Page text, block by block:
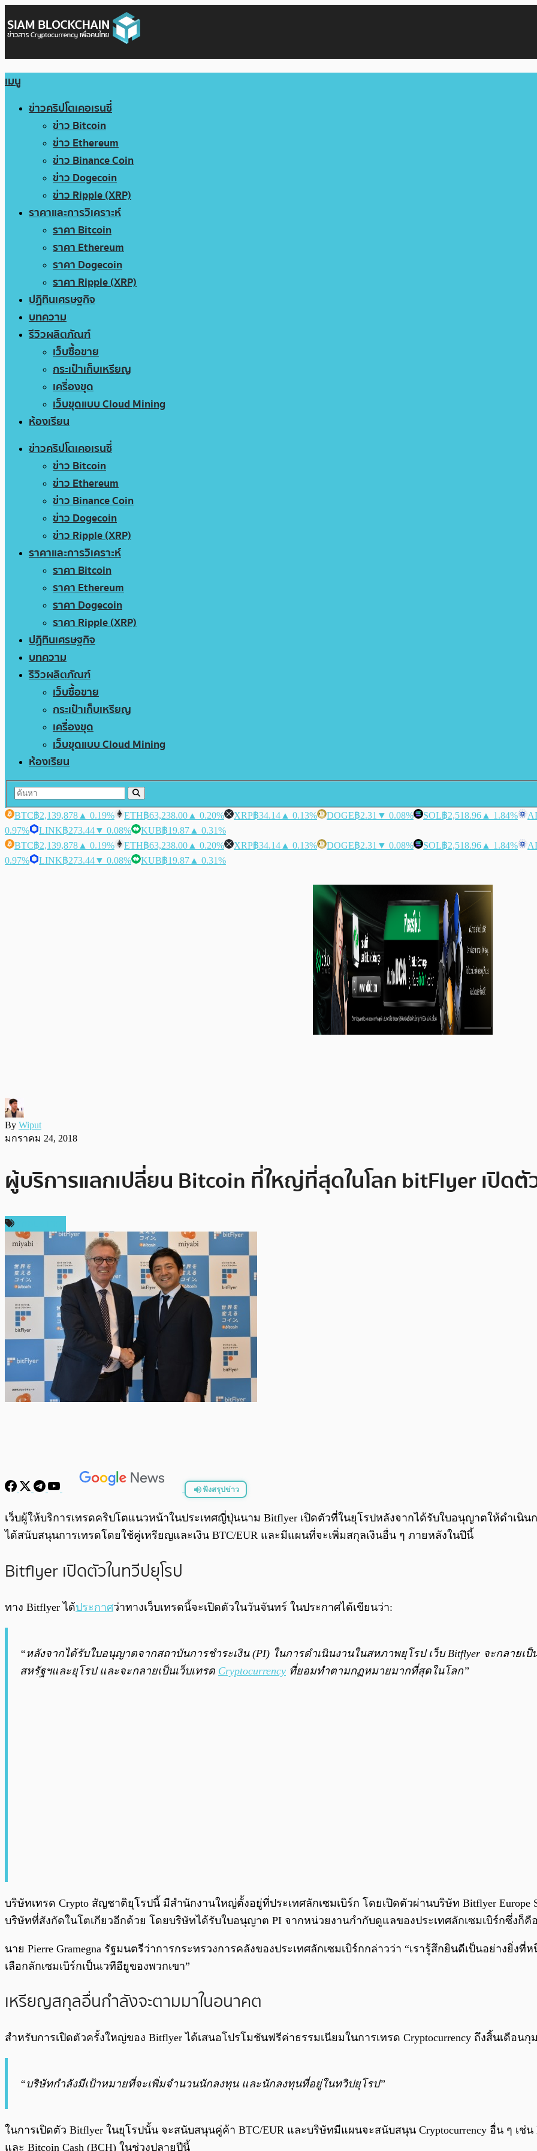
เมนู
ข่าวคริปโตเคอเรนซี่
ข่าว Bitcoin
ข่าว Ethereum
ข่าว Binance Coin
ข่าว Dogecoin
ข่าว Ripple (XRP)
ราคาและการวิเคราะห์
ราคา Bitcoin
ราคา Ethereum
ราคา Dogecoin
ราคา Ripple (XRP)
ปฏิทินเศรษฐกิจ
บทความ
รีวิวผลิตภัณฑ์
เว็บซื้อขาย
กระเป๋าเก็บเหรียญ
เครื่องขุด
เว็บขุดแบบ Cloud Mining
ห้องเรียน
ข่าวคริปโตเคอเรนซี่
ข่าว Bitcoin
ข่าว Ethereum
ข่าว Binance Coin
ข่าว Dogecoin
ข่าว Ripple (XRP)
ราคาและการวิเคราะห์
ราคา Bitcoin
ราคา Ethereum
ราคา Dogecoin
ราคา Ripple (XRP)
ปฏิทินเศรษฐกิจ
บทความ
รีวิวผลิตภัณฑ์
เว็บซื้อขาย
กระเป๋าเก็บเหรียญ
เครื่องขุด
เว็บขุดแบบ Cloud Mining
ห้องเรียน
BTC฿2,139,878 ▲ 0.19% ETH฿63,238.00 ▲ 0.20% XRP฿34.14 ▲ 0.13% DOGE฿2.31 ▼ 0.08% SOL฿2,518.96 ▲ 1.84%
0.97%
LINK฿273.44▼ 0.08% KUB฿19.87 ▲ 0.31%
BTC฿2,139,878 ▲ 0.19% ETH฿63,238.00 ▲ 0.20% XRP฿34.14 ▲ 0.13% DOGE฿2.31 ▼ 0.08% SOL฿2,518.96 ▲ 1.84%
0.97%
LINK฿273.44▼ 0.08% KUB฿19.87 ▲ 0.31%
By Wiput
มกราคม 24, 2018
ผู้บริการแลกเปลี่ยน Bitcoin ที่ใหญ่ที่สุดในโลก bitFlyer เปิดตั
ฟังสรุปข่าว
พร้อมเล่น
เว็บผู้ให้บริการเทรดคริปโตแนวหน้าในประเทศญี่ปุ่นนาม Bitflyer เปิดตัวที่ในยุโรปหลังจากได้รับใบอนุญาตให้ดำเนิ
ได้สนับสนุนการเทรดโดยใช้คู่เหรียญและเงิน BTC/EUR และมีแผนที่จะเพิ่มสกุลเงินอื่น ๆ ภายหลังในปีนี้
Bitflyer เปิดตัวในทวีปยุโรป
ทาง Bitflyer ได้ประกาศว่าทางเว็บเทรดนี้จะเปิดตัวในวันจันทร์ ในประกาศได้เขียนว่า:
“หลังจากได้รับใบอนุญาตจากสถาบันการชำระเงิน (PI) ในการดำเนินงานในสหภาพยุโรป เว็บ Bitflyer จะกลายเป็
สหรัฐฯและยุโรป และจะกลายเป็นเว็บเทรด Cryptocurrency ที่ยอมทำตามกฏหมายมากที่สุดในโลก”
บริษัทเทรด Crypto สัญชาติยุโรปนี้ มีสำนักงานใหญ่ตั้งอยู่ที่ประเทศลักเซมเบิร์ก โดยเปิดตัวผ่านบริษัท Bitflyer Europe
บริษัทที่สังกัดในโตเกียวอีกด้วย โดยบริษัทได้รับใบอนุญาต PI จากหน่วยงานกำกับดูแลของประเทศลักเซมเบิร์กซึ่งก็คือ
นาย Pierre Gramegna รัฐมนตรีว่าการกระทรวงการคลังของประเทศลักเซมเบิร์กกล่าวว่า “เรารู้สึกยินดีเป็นอย่างยิ่ง
เลือกลักเซมเบิร์กเป็นเวทีอียูของพวกเขา”
เหรียญสกุลอื่นกำลังจะตามมาในอนาคต
สำหรับการเปิดตัวครั้งใหญ่ของ Bitflyer ได้เสนอโปรโมชันฟรีค่าธรรมเนียมในการเทรด Cryptocurrency ถึงสิ้นเดือน
“บริษัทกำลังมีเป้าหมายที่จะเพิ่มจำนวนนักลงทุน และนักลงทุนที่อยู่ในทวิปยุโรป”
ในการเปิดตัว Bitflyer ในยุโรปนั้น จะสนับสนุนคู่ค้า BTC/EUR และบริษัทมีแผนจะสนับสนุน Cryptocurrency อื่น ๆ เช่น
และ Bitcoin Cash (BCH) ในช่วงปลายปีนี้